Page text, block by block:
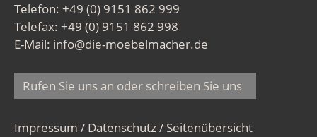
Telefon: +49 (0) 9151 862 999
Telefax: +49 (0) 9151 862 998
E-Mail: info@die-moebelmacher.de
Rufen Sie uns an oder schreiben Sie uns
Impressum / Datenschutz/ Seitenübersicht